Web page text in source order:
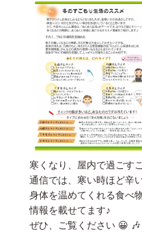
寒くなり、屋内で過ごす
通信では、寒い時ほど辛
身体を温めてくれる食べ
情報を載せてます♪
ぜひ、ご覧ください 😀 🎶